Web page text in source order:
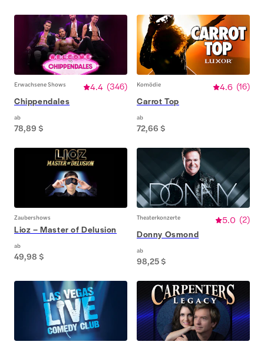
Erwachsene Shows 4.4 (346)
Chippendales
ab
78,89 $
Komödie 4.6 (16)
Carrot Top
ab
72,66 $
Zaubershows
Lioz – Master of Delusion
ab
49,98 $
Theaterkonzerte 5.0 (2)
Donny Osmond
ab
98,25 $